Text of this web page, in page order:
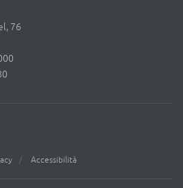
76
Accessibilità